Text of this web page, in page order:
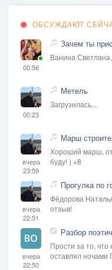
ОБСУЖДАЮТ
00:56
Зачем ты
Ванина
00:23
Метель
Загрузилась...
вчера
23:59
Марш
Хороший марш,
буду! ) +8
вчера
22:51
Прогулка по
Фёдорова
отзыв!
вчера
22:50
Разбор
Прости за то,
оставлял ночами